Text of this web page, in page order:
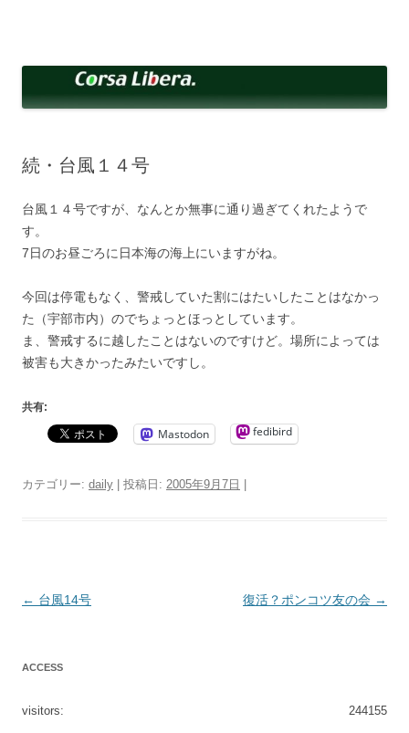
へ
ッ
続・台風１４号
台風１４号ですが、なんとか無事に通り過ぎてくれたようで
す。
7日のお昼ごろに日本海の海上にいますがね。
今回は停電もなく、警戒していた割にはたいしたことはなかっ
た（宇部市内）のでちょっとほっとしています。
ま、警戒するに越したことはないのですけど。場所によっては
被害も大きかったみたいですし。
共有:
Mastodon fedibird
カテゴリー: daily | 投稿日: 2005年9月7日 |
投
← 台風14号 復活？ポンコツ友の会 →
ACCESS
244155
visitors: